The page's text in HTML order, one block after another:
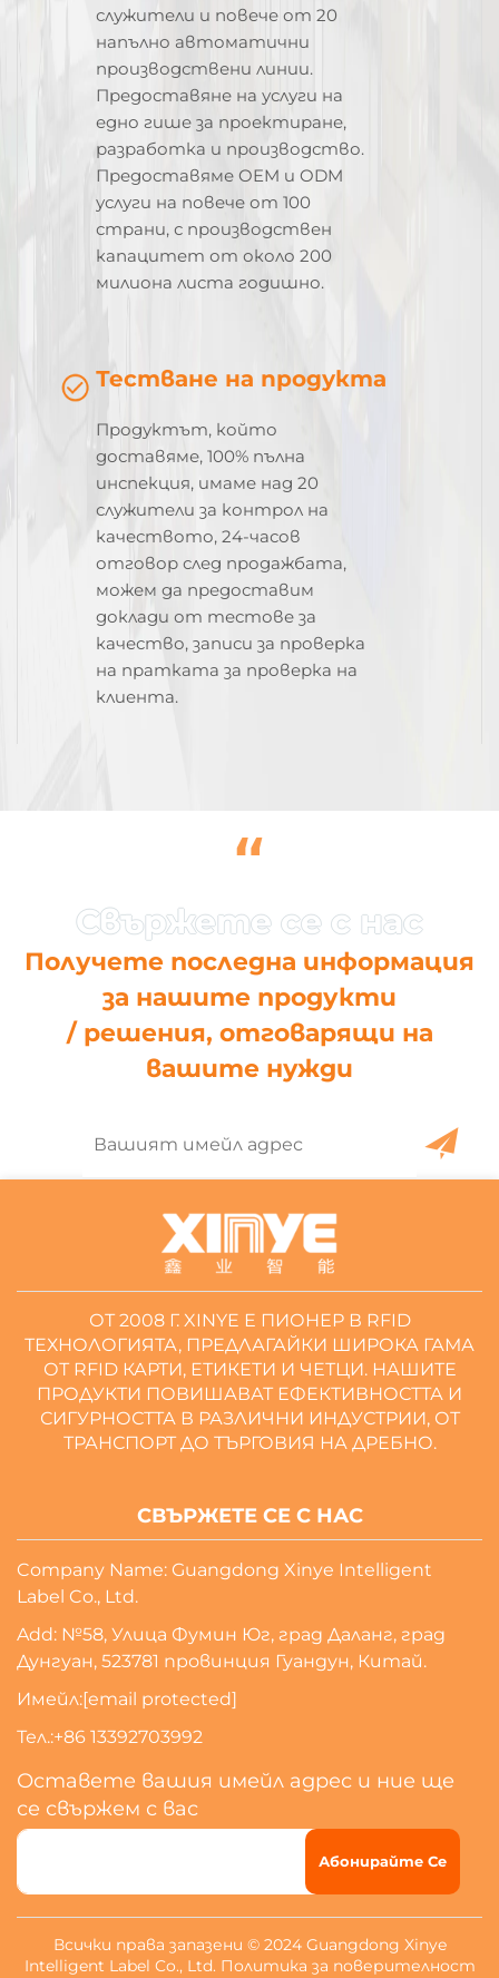
служители и повече от 20
напълно автоматични
производствени линии.
Предоставяне на услуги на
едно гише за проектиране,
разработка и производство.
Предоставяме OEM и ODM
услуги на повече от 100
страни, с производствен
капацитет от около 200
милиона листа годишно.
Тестване на продукта
Продуктът, който
доставяме, 100% пълна
инспекция, имаме над 20
служители за контрол на
качеството, 24-часов
отговор след продажбата,
можем да предоставим
доклади от тестове за
качество, записи за проверка
на пратката за проверка на
клиента.
“
Получете последна информация
за нашите продукти
/ решения, отговарящи на
вашите нужди
ОТ 2008 Г. XINYE Е ПИОНЕР В RFID
ТЕХНОЛОГИЯТА, ПРЕДЛАГАЙКИ ШИРОКА ГАМА
ОТ RFID КАРТИ, ЕТИКЕТИ И ЧЕТЦИ. НАШИТЕ
ПРОДУКТИ ПОВИШАВАТ ЕФЕКТИВНОСТТА И
СИГУРНОСТТА В РАЗЛИЧНИ ИНДУСТРИИ, ОТ
ТРАНСПОРТ ДО ТЪРГОВИЯ НА ДРЕБНО.
СВЪРЖЕТЕ СЕ С НАС
Company Name: Guangdong Xinye Intelligent
Label Co., Ltd.
Add: №58, Улица Фумин Юг, град Даланг, град
Дунгуан, 523781 провинция Гуандун, Китай.
Имейл:[email protected]
Тел.:+86 13392703992
Оставете вашия имейл адрес и ние ще
се свържем с вас
Абонирайте Се
Всички права запазени © 2024 Guangdong Xinye
Intelligent Label Co., Ltd. Политика за поверителност